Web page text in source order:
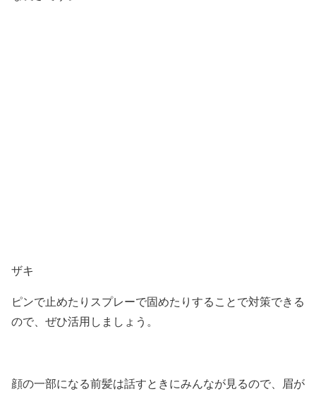
ザキ
ピンで止めたりスプレーで固めたりすることで対策できる
ので、ぜひ活用しましょう。
顔の一部になる前髪は話すときにみんなが見るので、眉が